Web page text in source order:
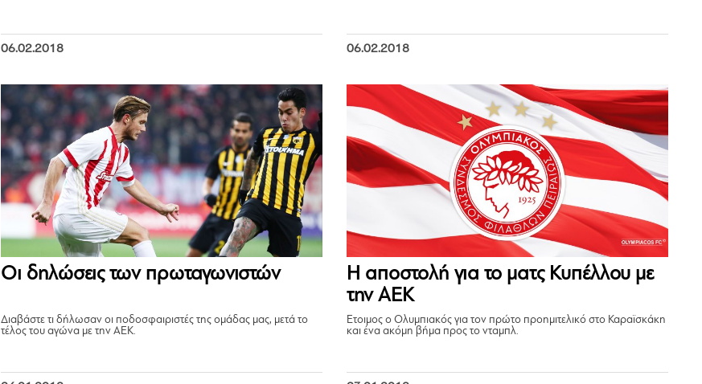
06.02.2018 06.02.2018
Οι δηλώσεις των πρωταγωνιστών
Διαβάστε τι δήλωσαν οι ποδοσφαιριστές της ομάδας μας, μετά το
τέλος του αγώνα με την ΑΕΚ.
Η αποστολή για το ματς Κυπέλλου με
την ΑΕΚ
Έτοιμος ο Ολυμπιακός για τον πρώτο προημιτελικό στο Καραϊσκάκη
και ένα ακόμη βήμα προς το νταμπλ.